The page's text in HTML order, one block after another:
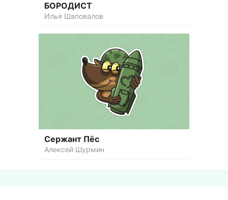
БОРОДИСТ
Илья Шаповалов
Сержант Пёс
Алексей Шурмин